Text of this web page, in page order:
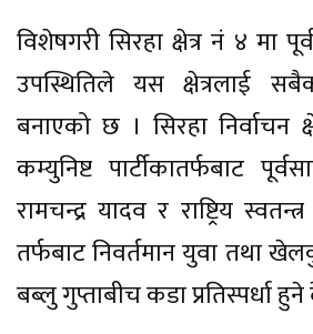
विशेषगरी सिरहा क्षेत्र नं ४ मा
उपस्थितिले यस क्षेत्रलाई
बनाएको छ । सिरहा निर्वाचन
कम्युनिष्ट पार्टीकातर्फबाट
रामचन्द्र यादव र राष्ट्रिय
तर्फबाट निवर्तमान युवा तथा
बब्लु गुप्ताबीच कडा प्रतिस्पर्धा